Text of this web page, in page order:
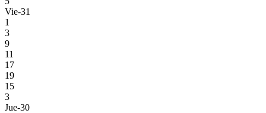
Vie-31
1
3
9
11
17
19
15
3
Jue-30